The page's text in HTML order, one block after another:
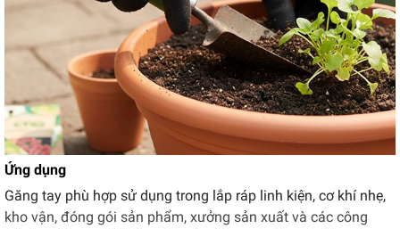
Ứng dụng
Găng tay phù hợp sử dụng trong lắp ráp linh kiện, cơ khí nhẹ,
kho vận, đóng gói sản phẩm, xưởng sản xuất và các công